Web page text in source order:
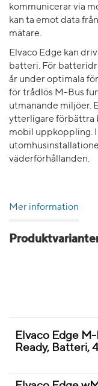
kommunicerar via
kan ta emot data
mätare.
Elvaco Edge kan
batteri. För
år under optimala
för trådlös M-Bus
utmanande miljöer.
ytterligare förbättra
mobil uppkoppling.
väderförhållanden.
Mer information
Elvaco Edge
Ready, Batteri,